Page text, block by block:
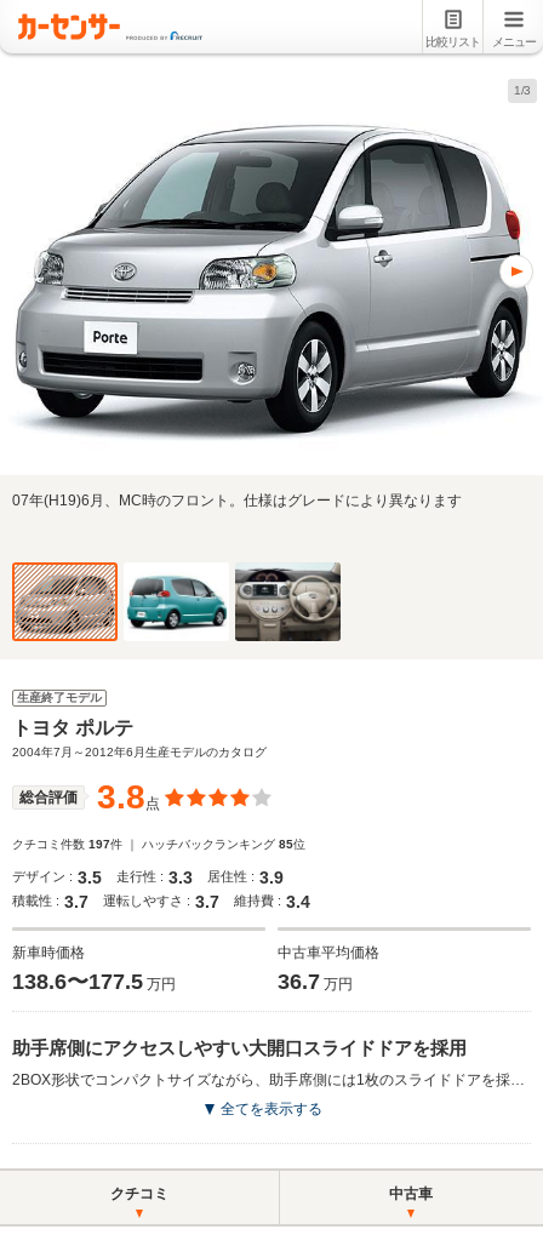
比較リスト メニュー
1/3
07年(H19)6月、MC時のフロント。仕様はグレードにより異なります
生産終了モデル
トヨタ ポルテ
2004年7月～2012年6月生産モデルのカタログ
総合評価 3.8点
クチコミ件数 197件 ｜ ハッチバックランキング 85位
デザイン : 3.5 走行性 : 3.3 居住性 : 3.9
積載性 : 3.7 運転しやすさ : 3.7 維持費 : 3.4
新車時価格
138.6〜177.5 万円
中古車平均価格
36.7 万円
助手席側にアクセスしやすい大開口スライドドアを採用
2BOX形状でコンパクトサイズながら、助手席側には1枚のスライドドアを採用。その開口部は幅、高さともアルファードを上回る大きさだ。これにより、前席と後席へのアクセスが同時に可能で、人も荷物も同じドア（フランス語でポルテ）から乗れるという新しい機能を備えた。室内の広さも特筆すべきで、室内高はアルファードよりも高い1390mmを実現。前後の席間のゆとりもセルシオを凌ぐ。また低くフラットな床、豊富なシートアレンジなどミニバン並みのユーティリティも魅力だ。搭載エンジンは1.5Lと1.3Lの4直で、いずれも4AT。駆動方式はFFのみ。(2004.7)
全てを表示する
クチコミ 中古車